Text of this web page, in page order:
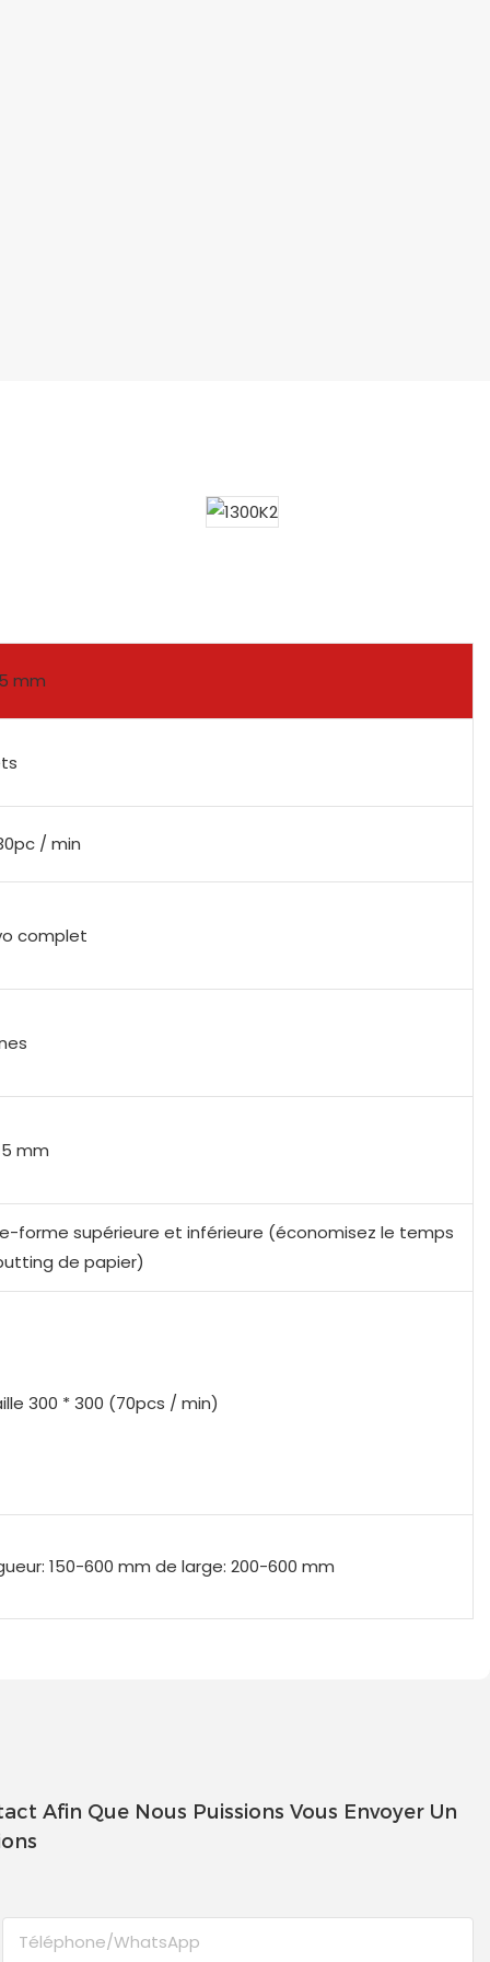
mm
/ min
complet
mm
forme supérieure et inférieure (économisez le temps
de papier)
300 * 300 (70pcs / min)
150-600 mm de large: 200-600 mm
Afin Que Nous Puissions Vous Envoyer Un
Téléphone/WhatsApp